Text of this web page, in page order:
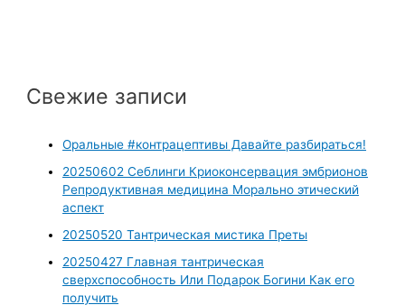
Свежие записи
Оральные #контрацептивы Давайте разбираться!
20250602 Себлинги Криоконсервация эмбрионов
Репродуктивная медицина Морально этический
аспект
20250520 Тантрическая мистика Преты
20250427 Главная тантрическая
сверхспособность Или Подарок Богини Как его
получить